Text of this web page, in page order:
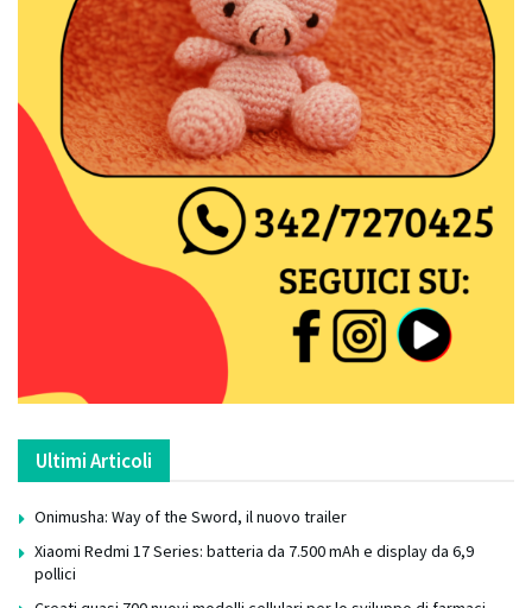
Ultimi Articoli
Onimusha: Way of the Sword, il nuovo trailer
Xiaomi Redmi 17 Series: batteria da 7.500 mAh e display da 6,9
pollici